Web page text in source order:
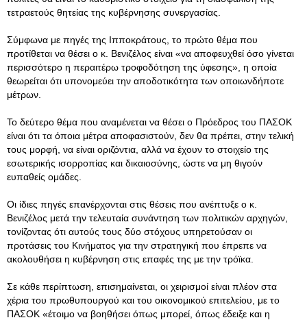
τετραετούς θητείας της κυβέρνησης συνεργασίας.
Σύμφωνα με πηγές της Ιπποκράτους, το πρώτο θέμα που
προτίθεται να θέσει ο κ. Βενιζέλος είναι «να αποφευχθεί όσο γίνεται
περισσότερο η περαιτέρω τροφοδότηση της ύφεσης», η οποία
θεωρείται ότι υπονομεύει την αποδοτικότητα των οποιωνδήποτε
μέτρων.
Το δεύτερο θέμα που αναμένεται να θέσει ο Πρόεδρος του ΠΑΣΟΚ
είναι ότι τα όποια μέτρα αποφασιστούν, δεν θα πρέπει, στην τελική
τους μορφή, να είναι οριζόντια, αλλά να έχουν το στοιχείο της
εσωτερικής ισορροπίας και δικαιοσύνης, ώστε να μη θιγούν
ευπαθείς ομάδες.
Οι ίδιες πηγές επανέρχονται στις θέσεις που ανέπτυξε ο κ.
Βενιζέλος μετά την τελευταία συνάντηση των πολιτικών αρχηγών,
τονίζοντας ότι αυτούς τους δύο στόχους υπηρετούσαν οι
προτάσεις του Κινήματος για την στρατηγική που έπρεπε να
ακολουθήσει η κυβέρνηση στις επαφές της με την τρόϊκα.
Σε κάθε περίπτωση, επισημαίνεται, οι χειρισμοί είναι πλέον στα
χέρια του πρωθυπουργού και του οικονομικού επιτελείου, με το
ΠΑΣΟΚ «έτοιμο να βοηθήσει όπως μπορεί, όπως έδειξε και η